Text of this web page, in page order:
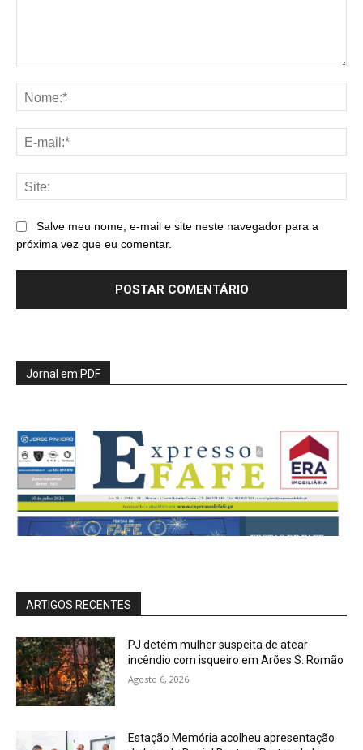
Salve meu nome, e-mail e site neste navegador para a
próxima vez que eu comentar.
Jornal em PDF
ARTIGOS RECENTES
PJ detém mulher suspeita de atear
incêndio com isqueiro em Arões S. Romão
Agosto 6, 2026
Estação Memória acolheu apresentação